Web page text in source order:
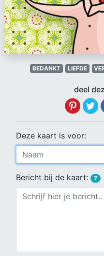
BEDANKT LIEFDE
deel
Deze kaart is voor:
Bericht bij de kaart: ?